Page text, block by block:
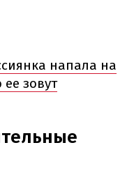
напала на
зовут